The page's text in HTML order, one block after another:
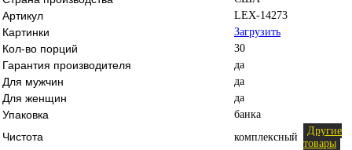
Артикул LEX-14273
Картинки Загрузить
Кол-во порций 30
Гарантия производителя да
Для мужчин да
Для женщин да
Упаковка банка
Чистота комплексный
Другие
товары